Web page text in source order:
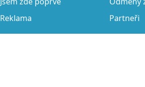
Reklama
Partneři